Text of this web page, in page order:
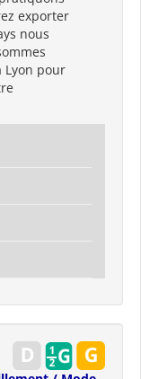
exporter
nous
Lyon pour